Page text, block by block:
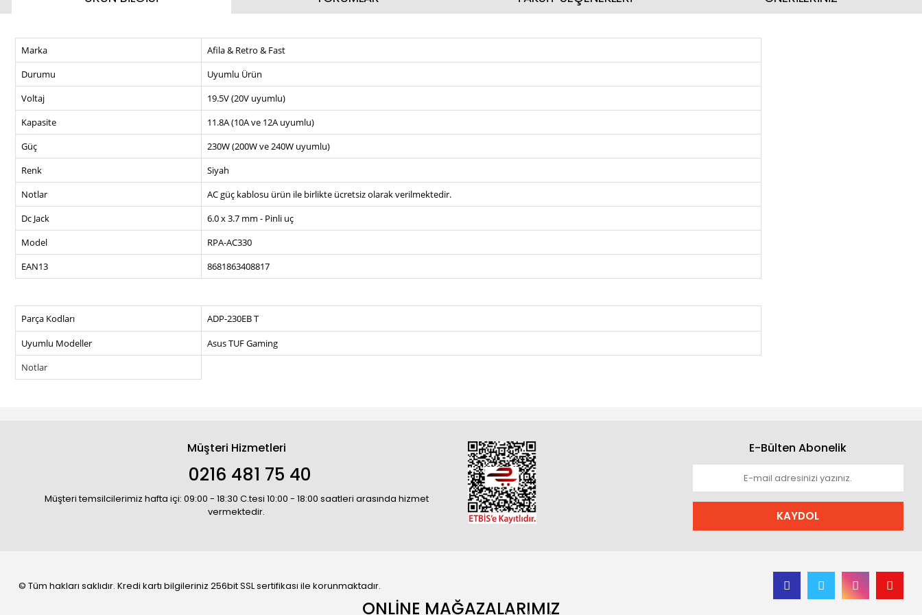
Marka
Afila & Retro & Fast
Durumu
Uyumlu Ürün
Voltaj
19.5V (20V uyumlu)
Kapasite
11.8A (10A ve 12A uyumlu)
Güç
230W (200W ve 240W uyumlu)
Renk
Siyah
Notlar
AC güç kablosu ürün ile birlikte ücretsiz olarak verilmektedir.
Dc Jack
6.0 x 3.7 mm - Pinli uç
Model
RPA-AC330
EAN13
8681863408817
Parça Kodları
ADP-230EB T
Uyumlu Modeller
Asus TUF Gaming
Notlar
Müşteri Hizmetleri
0216 481 75 40
Müşteri temsilcilerimiz hafta içi: 09:00 - 18:30 C.tesi 10:00 - 18:00 saatleri arasında hizmet
vermektedir.
E-Bülten Abonelik
KAYDOL
© Tüm hakları saklıdır. Kredi kartı bilgileriniz 256bit SSL sertifikası ile korunmaktadır.
ONLİNE MAĞAZALARIMIZ